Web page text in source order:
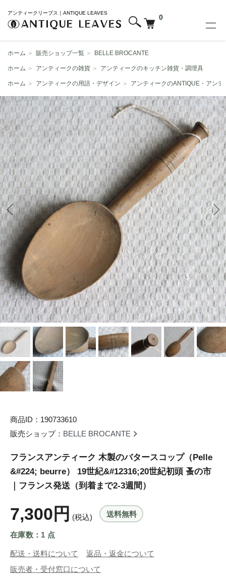
アンティークリーブス｜ANTIQUE LEAVES
0
ホーム ＞ 販売ショップ一覧 ＞ BELLE BROCANTE
ホーム ＞ アンティークの雑貨 ＞ アンティークのキッチン雑貨・調理具
ホーム ＞ アンティークの用語・デザイン ＞ アンティークのANTIQUE・アンテ
商品ID：190733610
販売ショップ： BELLE BROCANTE
フランスアンティーク 木製のバタースコップ（Pelle
&#224; beurre） 19世紀&#12316;20世紀初頭 蚤の市
｜フランス発送（到着まで2-3週間）
7,300円 (税込) 送料無料
在庫数：1 点
配送・送料について
返品・返金について
販売者・受付窓口について